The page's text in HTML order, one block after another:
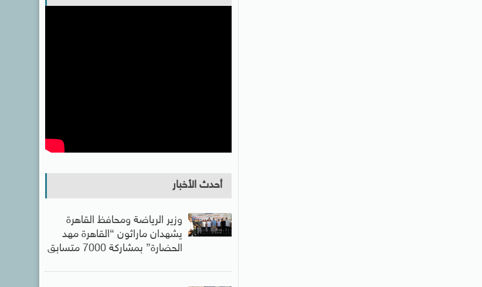
أحدث الأخبار
وزير الرياضة ومحافظ القاهرة
يشهدان ماراثون “القاهرة مهد
الحضارة” بمشاركة 7000 متسابق